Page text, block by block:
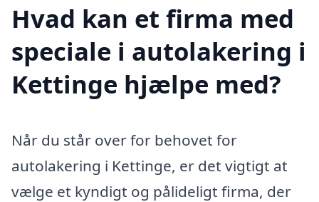
Hvad kan et firma med
speciale i autolakering i
Kettinge hjælpe med?
Når du står over for behovet for
autolakering i Kettinge, er det vigtigt at
vælge et kyndigt og pålideligt firma, der